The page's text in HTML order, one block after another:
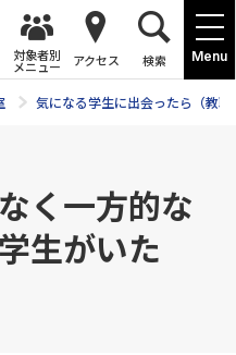
Menu
対象者別
メニュー アクセス 検索
気になる学生に出会ったら（教職
く一方的な
生がいた